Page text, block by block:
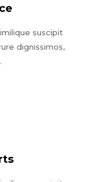
suscipit
dignissimos,